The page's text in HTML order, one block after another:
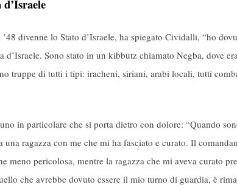
divenne lo Stato d’Israele, ha spiegato Cividalli, “ho
d’Israele. Sono stato in un kibbutz chiamato Negba, dove
truppe di tutti i tipi: iracheni, siriani, arabi locali, tutti
in particolare che si porta dietro con dolore: “Quando
una ragazza con me che mi ha fasciato e curato. Il
meno pericolosa, mentre la ragazza che mi aveva curato
che avrebbe dovuto essere il mio turno di guardia, è